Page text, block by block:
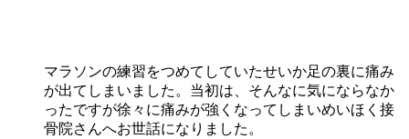
マラソンの練習をつめてしていたせいか足の裏に痛み
が出てしまいました。当初は、そんなに気にならなか
ったですが徐々に痛みが強くなってしまいめいほく接
骨院さんへお世話になりました。